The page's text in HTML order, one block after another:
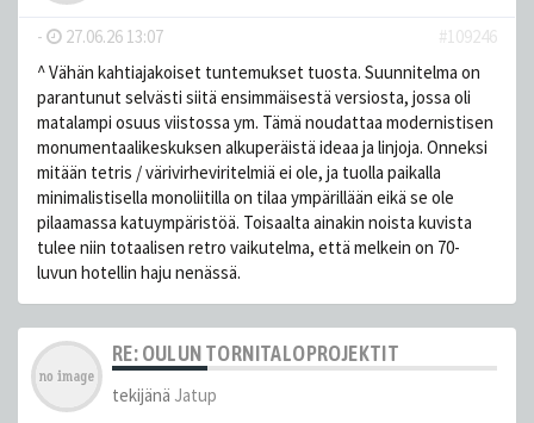
- 27.06.26 13:07
#109246
^ Vähän kahtiajakoiset tuntemukset tuosta. Suunnitelma on
parantunut selvästi siitä ensimmäisestä versiosta, jossa oli
matalampi osuus viistossa ym. Tämä noudattaa modernistisen
monumentaalikeskuksen alkuperäistä ideaa ja linjoja. Onneksi
mitään tetris / värivirheviritelmiä ei ole, ja tuolla paikalla
minimalistisella monoliitilla on tilaa ympärillään eikä se ole
pilaamassa katuympäristöä. Toisaalta ainakin noista kuvista
tulee niin totaalisen retro vaikutelma, että melkein on 70-
luvun hotellin haju nenässä.
RE: OULUN TORNITALOPROJEKTIT
tekijänä Jatup